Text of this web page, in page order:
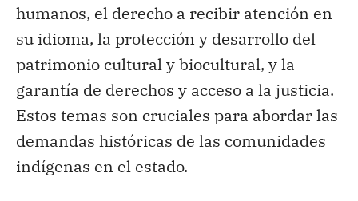
humanos, el derecho a recibir atención en
su idioma, la protección y desarrollo del
patrimonio cultural y biocultural, y la
garantía de derechos y acceso a la justicia.
Estos temas son cruciales para abordar las
demandas históricas de las comunidades
indígenas en el estado.